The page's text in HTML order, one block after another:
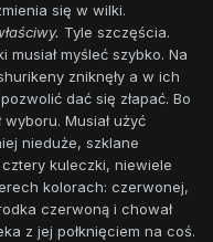
się w wilki.
Tyle szczęścia.
myśleć szybko. Na
zniknęły a w ich
dać się złapać. Bo
Musiał użyć
nieduże, szklane
cztery kuleczki, niewiele
kolorach: czerwonej,
czerwoną i chował
z jej połknięciem na coś.